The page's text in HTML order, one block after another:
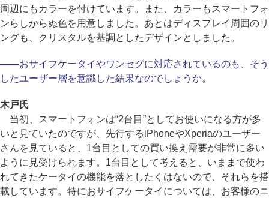
周辺にもカラーを付けています。また、カラーもスマートフォ
ンらしからぬ色を用意しました。あとはディスプレイ周囲のリ
ングも、クリスタルを基調としたデザインとしました。
――おサイフケータイやワンセグに対応されているのも、そう
したユーザー層を意識した結果なのでしょうか。
木戸氏
当初、スマートフォンは“2台目”としてお使いになる方が多
いと見ていたのですが、先行するiPhoneやXperiaのユーザー
さんを見ていると、1台目としての買い換え需要が非常に多い
ように見受けられます。1台目として考えると、いままで使わ
れてきたケータイの機能を落としたくはないので、それらを搭
載しています。特におサイフケータイについては、お客様のニ